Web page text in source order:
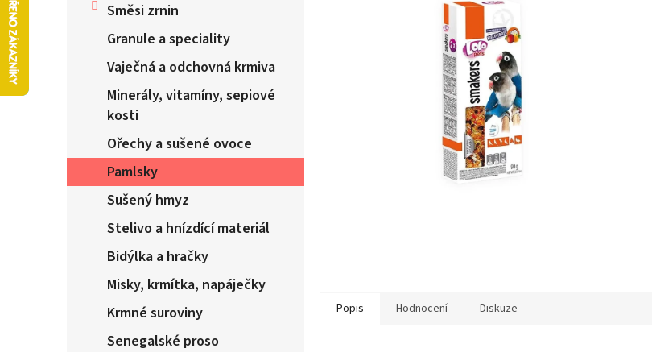
Směsi zrnin
Granule a speciality
Vaječná a odchovná krmiva
Minerály, vitamíny, sepiové
kosti
Ořechy a sušené ovoce
Pamlsky
Sušený hmyz
Stelivo a hnízdící materiál
Bidýlka a hračky
Misky, krmítka, napáječky
Krmné suroviny
Senegalské proso
Popis Hodnocení Diskuze